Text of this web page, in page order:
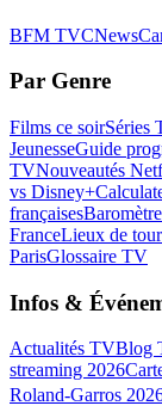
BFM TVCNews
Par Genre
Films ce soirSéries
JeunesseGuide
TVNouveautés
vs Disney+
françaises
FranceLieux de
ParisGlossaire TV
Infos &
Actualités TVBlog
streaming 2026
Roland-Garros